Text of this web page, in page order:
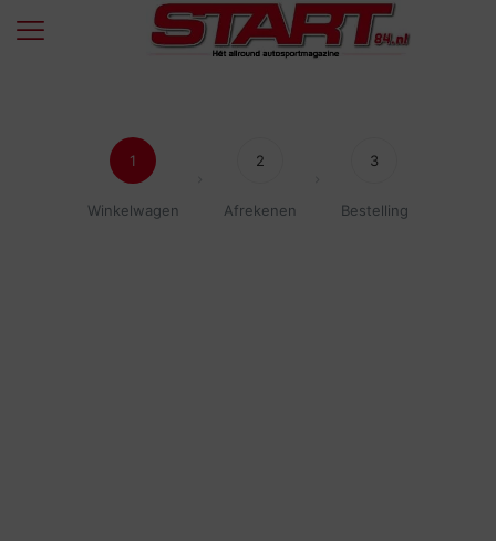
1
Winkelwagen
2
Afrekenen
3
Bestelling